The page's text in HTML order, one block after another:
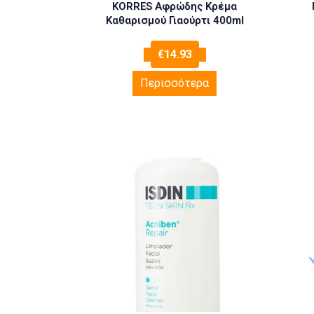
KORRES Αφρώδης Κρέμα
Καθαρισμού Γιαούρτι 400ml
€14.93
Περισσότερα